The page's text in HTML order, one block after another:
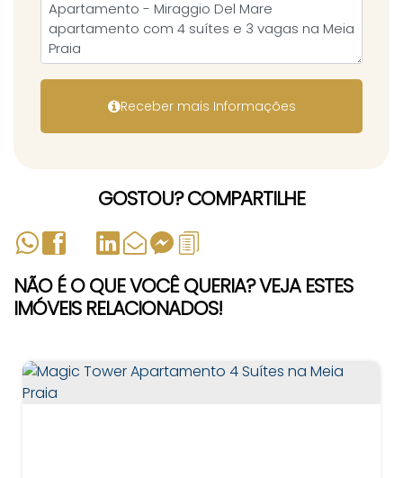
GOSTOU? COMPARTILHE
NÃO É O QUE VOCÊ QUERIA? VEJA ESTES
IMÓVEIS RELACIONADOS!